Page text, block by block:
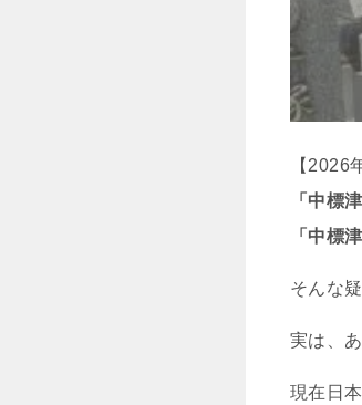
【2026
「中標
「中標
そんな
実は、
現在日